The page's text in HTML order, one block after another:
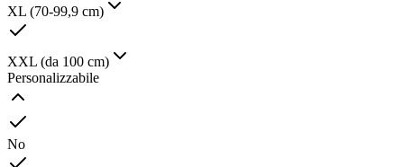
XL (70-99,9 cm)
XXL (da 100 cm)
Personalizzabile
No